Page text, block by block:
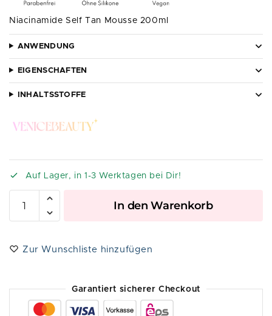
Niacinamide Self Tan Mousse 200ml
ANWENDUNG
EIGENSCHAFTEN
INHALTSSTOFFE
Auf Lager, in 1-3 Werktagen bei Dir!
In den Warenkorb
Zur Wunschliste hinzufügen
Garantiert sicherer Checkout